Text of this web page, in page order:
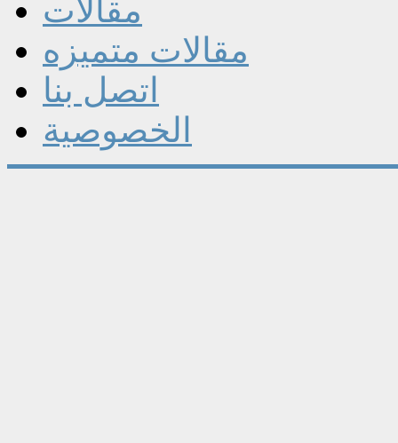
مقالات
مقالات متميزه
اتصل بنا
الخصوصية